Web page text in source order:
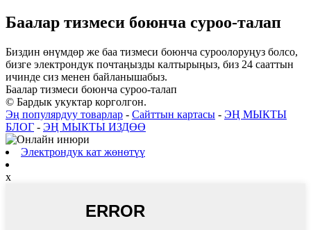
Баалар тизмеси боюнча суроо-талап
Биздин өнүмдөр же баа тизмеси боюнча суроолоруңуз болсо,
бизге электрондук почтаңызды калтырыңыз, биз 24 сааттын
ичинде сиз менен байланышабыз.
Баалар тизмеси боюнча суроо-талап
© Бардык укуктар корголгон.
Эң популярдуу товарлар - Сайттын картасы - ЭҢ МЫКТЫ
БЛОГ - ЭҢ МЫКТЫ ИЗДӨӨ
Электрондук кат жөнөтүү
x